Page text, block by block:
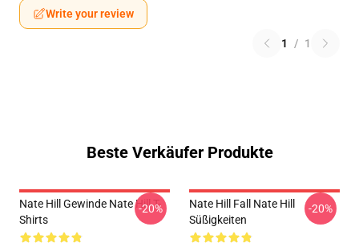
Write your review
1 / 1
Beste Verkäufer Produkte
Nate Hill Gewinde Nate Hill T-
Shirts
-20%
Nate Hill Fall Nate Hill
Süßigkeiten
-20%